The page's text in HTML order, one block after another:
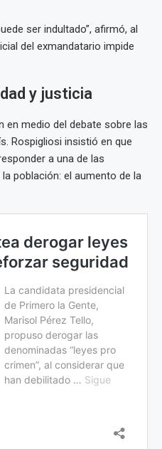
ser indultado”, afirmó, al
del exmandatario impide
y justicia
en medio del debate sobre las
Rospigliosi insistió en que
a una de las
población: el aumento de la